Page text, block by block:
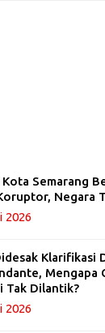
Kota Semarang
Negara
2026
Klarifikasi
Mengapa
Tak Dilantik?
2026